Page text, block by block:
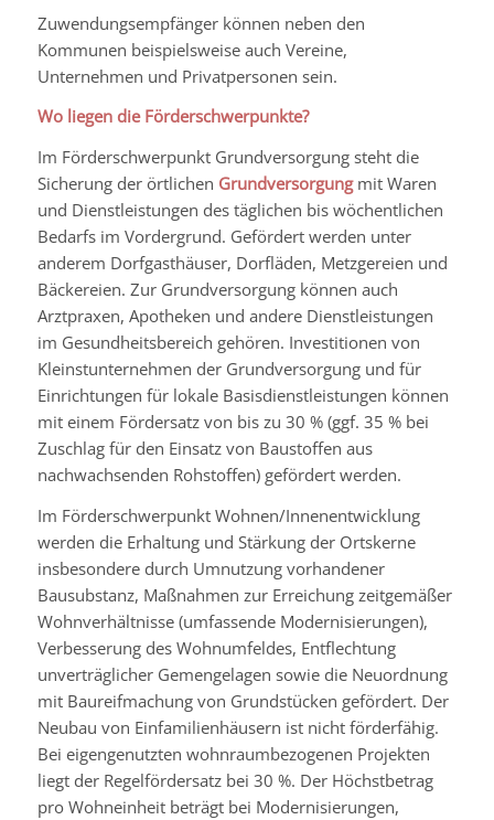
Zuwendungsempfänger können neben den
Kommunen beispielsweise auch Vereine,
Unternehmen und Privatpersonen sein.
Wo liegen die Förderschwerpunkte?
Im Förderschwerpunkt Grundversorgung steht die
Sicherung der örtlichen Grundversorgungmit Waren
und Dienstleistungen des täglichen bis wöchentlichen
Bedarfs im Vordergrund. Gefördert werden unter
anderem Dorfgasthäuser, Dorfläden, Metzgereien und
Bäckereien. Zur Grundversorgung können auch
Arztpraxen, Apotheken und andere Dienstleistungen
im Gesundheitsbereich gehören. Investitionen von
Kleinstunternehmen der Grundversorgung und für
Einrichtungen für lokale Basisdienstleistungen können
mit einem Fördersatz von bis zu 30 % (ggf. 35 % bei
Zuschlag für den Einsatz von Baustoffen aus
nachwachsenden Rohstoffen) gefördert werden.
Im Förderschwerpunkt Wohnen/Innenentwicklung
werden die Erhaltung und Stärkung der Ortskerne
insbesondere durch Umnutzung vorhandener
Bausubstanz, Maßnahmen zur Erreichung zeitgemäßer
Wohnverhältnisse (umfassende Modernisierungen),
Verbesserung des Wohnumfeldes, Entflechtung
unverträglicher Gemengelagen sowie die Neuordnung
mit Baureifmachung von Grundstücken gefördert. Der
Neubau von Einfamilienhäusern ist nicht förderfähig.
Bei eigengenutzten wohnraumbezogenen Projekten
liegt der Regelfördersatz bei 30 %. Der Höchstbetrag
pro Wohneinheit beträgt bei Modernisierungen,